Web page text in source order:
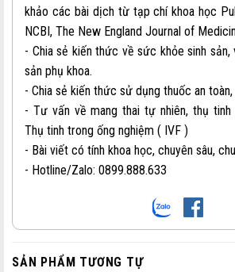
khảo các bài dịch từ tạp chí khoa học
NCBI, The New England Journal of
- Chia sẻ kiến thức về sức khỏe sinh sản,
sản phụ khoa.
- Chia sẻ kiến thức sử dụng thuốc an toàn,
- Tư vấn về mang thai tự nhiên, thụ
Thụ tinh trong ống nghiệm ( IVF )
- Bài viết có tính khoa học, chuyên sâu,
- Hotline/Zalo: 0899.888.633
SẢN PHẨM TƯƠNG TỰ